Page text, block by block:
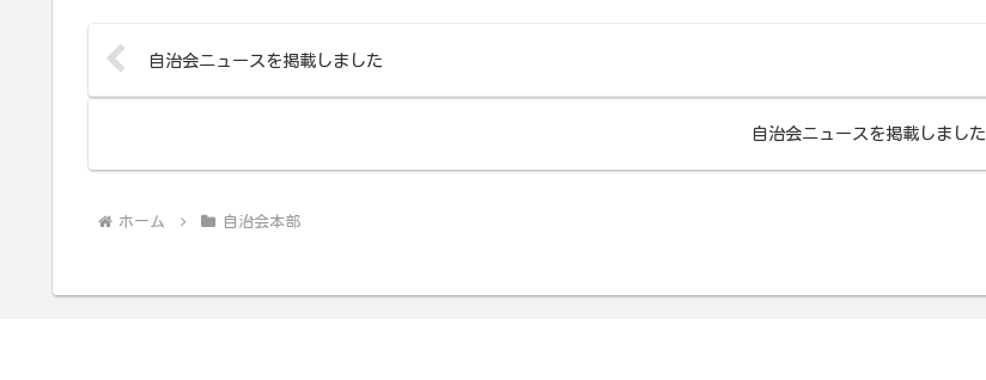
自治会ニュースを掲載しました
自治会ニュースを掲載しました
ホーム 自治会本部